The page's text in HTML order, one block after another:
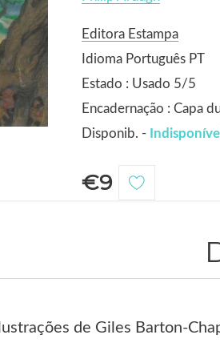
Editora Estampa
Idioma Português PT
Estado : Usado 5/5
Encadernação : Capa
Disponib. - Indisponível
€9
Ilustrações de Giles Barton-